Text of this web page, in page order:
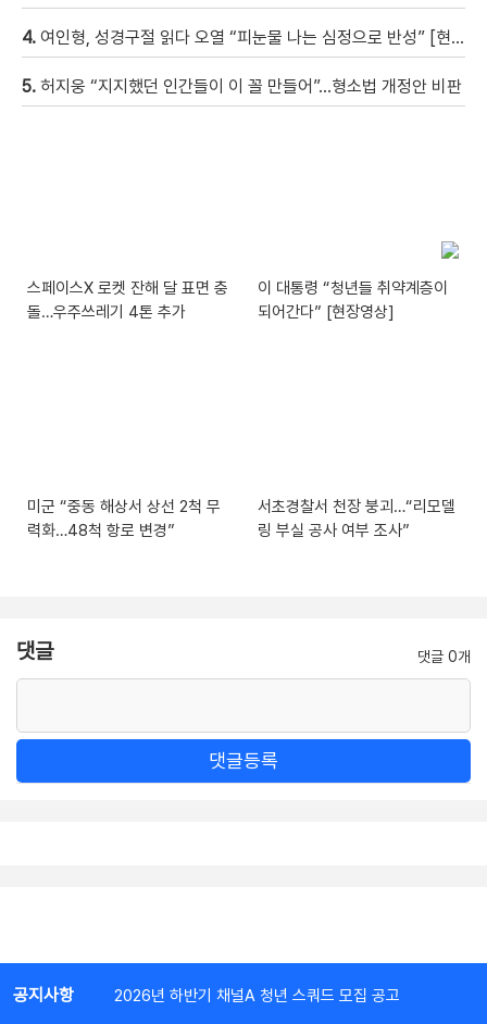
4. 여인형, 성경구절 읽다 오열 “피눈물 나는 심정으로 반성” [현장영상]
5. 허지웅 “지지했던 인간들이 이 꼴 만들어”…형소법 개정안 비판
스페이스X 로켓 잔해 달 표면 충
돌…우주쓰레기 4톤 추가
이 대통령 “청년들 취약계층이
되어간다” [현장영상]
미군 “중동 해상서 상선 2척 무
력화…48척 항로 변경”
서초경찰서 천장 붕괴…“리모델
링 부실 공사 여부 조사”
댓글 댓글 0개
댓글등록
공지사항 2026년 하반기 채널A 청년 스쿼드 모집 공고